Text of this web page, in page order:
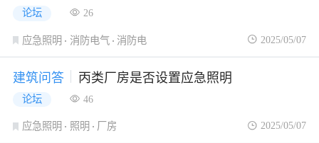
论坛 26
应急照明 消防电气 消防电 2025/05/07
建筑问答 丙类厂房是否设置应急照明
论坛 46
应急照明 照明 厂房 2025/05/07